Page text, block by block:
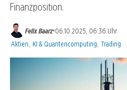
Finanzposition.
Felix Baarz•06.10.2025, 06:36 Uhr
Kategorien:
Aktien KI & Quantencomputing Trading